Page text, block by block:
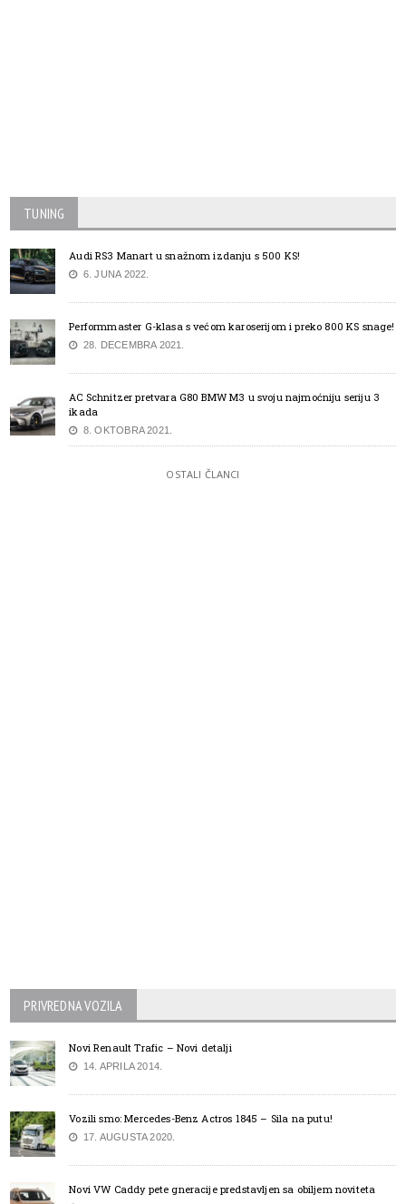
TUNING
Audi RS3 Manart u snažnom izdanju s 500 KS!
6. JUNA 2022.
Performmaster G-klasa s većom karoserijom i preko 800 KS snage!
28. DECEMBRA 2021.
AC Schnitzer pretvara G80 BMW M3 u svoju najmoćniju seriju 3
ikada
8. OKTOBRA 2021.
OSTALI ČLANCI
PRIVREDNA VOZILA
Novi Renault Trafic – Novi detalji
14. APRILA 2014.
Vozili smo: Mercedes-Benz Actros 1845 – Sila na putu!
17. AUGUSTA 2020.
Novi VW Caddy pete gneracije predstavljen sa obiljem noviteta